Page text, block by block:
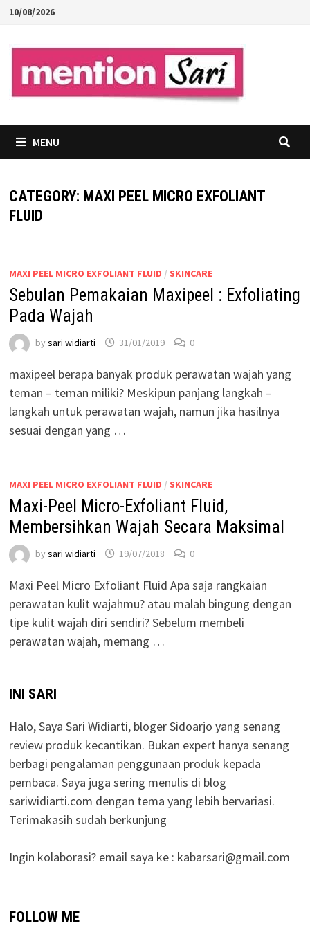
Skip
content
10/08/2026
MENU
CATEGORY: MAXI PEEL MICRO EXFOLIANT
FLUID
MAXI PEEL MICRO EXFOLIANT FLUID / SKINCARE
Sebulan Pemakaian Maxipeel : Exfoliating
Pada Wajah
by sari widiarti 31/01/2019 0
maxipeel berapa banyak produk perawatan wajah yang
teman – teman miliki? Meskipun panjang langkah –
langkah untuk perawatan wajah, namun jika hasilnya
sesuai dengan yang …
MAXI PEEL MICRO EXFOLIANT FLUID / SKINCARE
Maxi-Peel Micro-Exfoliant Fluid,
Membersihkan Wajah Secara Maksimal
by sari widiarti 19/07/2018 0
Maxi Peel Micro Exfoliant Fluid Apa saja rangkaian
perawatan kulit wajahmu? atau malah bingung dengan
tipe kulit wajah diri sendiri? Sebelum membeli
perawatan wajah, memang …
INI SARI
Halo, Saya Sari Widiarti, bloger Sidoarjo yang senang
review produk kecantikan. Bukan expert hanya senang
berbagi pengalaman penggunaan produk kepada
pembaca. Saya juga sering menulis di blog
sariwidiarti.com dengan tema yang lebih bervariasi.
Terimakasih sudah berkunjung
Ingin kolaborasi? email saya ke : kabarsari@gmail.com
FOLLOW ME